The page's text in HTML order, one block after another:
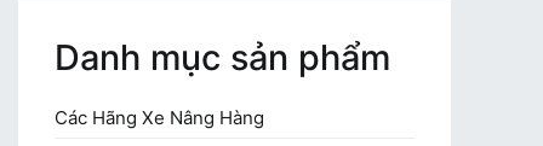
Danh mục sản phẩm
Các Hãng Xe Nâng Hàng